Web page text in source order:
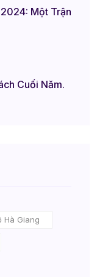
Một Trận
Cuối Năm.
Hà Giang